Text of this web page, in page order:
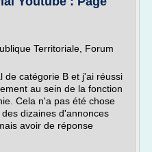
Territoriale, Forum
de catégorie B et j'ai réussi
au sein de la fonction
Cela n'a pas été chose
dizaines d'annonces
avoir de réponse